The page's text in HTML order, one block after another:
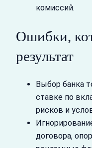
комиссий.
Ошибки,
результат
Выбор банка
ставке по
рисков и
договора,